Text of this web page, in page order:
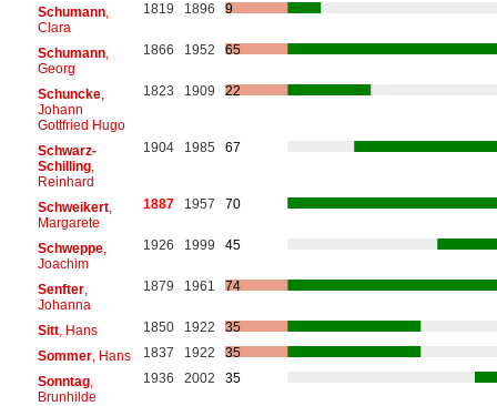
Schumann,
Clara
1819 1896 9
Schumann,
Georg
1866 1952 65
Schuncke,
Johann
Gottfried Hugo
1823 1909 22
Schwarz-
Schilling,
Reinhard
1904 1985 67
Schweikert,
Margarete
1887 1957 70
Schweppe,
Joachim
1926 1999 45
Senfter,
Johanna
1879 1961 74
Sitt, Hans 1850 1922
35
Sommer, Hans 1837 1922
35
Sonntag,
Brunhilde
1936 2002 35